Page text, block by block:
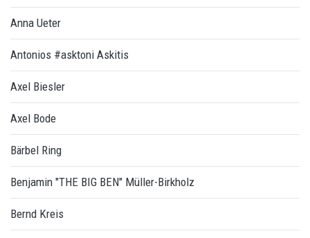
Anna Ueter
Antonios #asktoni Askitis
Axel Biesler
Axel Bode
Bärbel Ring
Benjamin "THE BIG BEN" Müller-Birkholz
Bernd Kreis